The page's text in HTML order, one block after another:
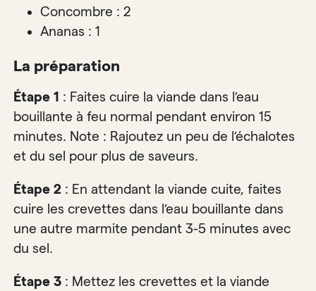
Concombre : 2
Ananas : 1
La préparation
Étape 1 : Faites cuire la viande dans l’eau
bouillante à feu normal pendant environ 15
minutes. Note : Rajoutez un peu de l’échalotes
et du sel pour plus de saveurs.
Étape 2 : En attendant la viande cuite, faites
cuire les crevettes dans l’eau bouillante dans
une autre marmite pendant 3-5 minutes avec
du sel.
Étape 3 : Mettez les crevettes et la viande